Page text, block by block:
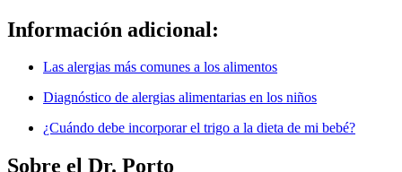
Información adicional:
Las alergias más comunes a los alimentos
Diagnóstico de alergias alimentarias en los niños
¿Cuándo debe incorporar el trigo a la dieta de mi bebé?
Sobre el Dr. Porto